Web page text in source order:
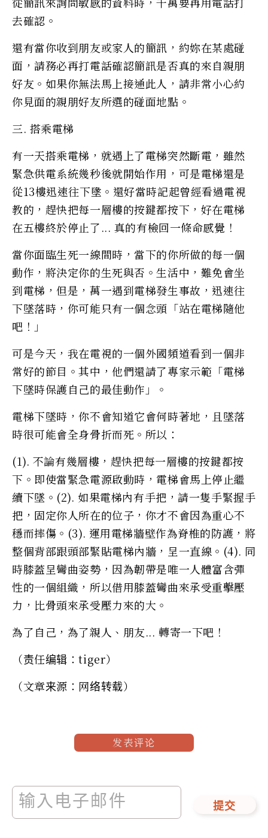
去確認。
還有當你收到朋友或家人的簡訊，約妳在某處碰
面，請務必再打電話確認簡訊是否真的來自親朋
好友。如果你無法馬上接通此人，請非常小心約
你見面的親朋好友所選的碰面地點。
三. 搭乘電梯
有一天搭乘電梯，就遇上了電梯突然斷電，雖然
緊急供電系統幾秒後就開始作用，可是電梯還是
從13樓迅速往下墬。還好當時記起曾經看過電視
教的，趕快把每一層樓的按鍵都按下，好在電梯
在五樓終於停止了... 真的有檢回一條命感覺！
當你面臨生死一線間時，當下的你所做的每一個
動作，將決定你的生死與否。生活中，難免會坐
到電梯，但是，萬一遇到電梯發生事故，迅速往
下墜落時，你可能只有一個念頭「站在電梯隨他
吧！」
可是今天，我在電視的一個外國頻道看到一個非
常好的節目。其中，他們還請了專家示範「電梯
下墜時保護自己的最佳動作」。
電梯下墜時，你不會知道它會何時著地，且墜落
時很可能會全身骨折而死。所以：
(1). 不論有幾層樓，趕快把每一層樓的按鍵都按
下。即使當緊急電源啟動時，電梯會馬上停止繼
續下墜。(2). 如果電梯內有手把，請一隻手緊握手
把，固定你人所在的位子，你才不會因為重心不
穩而摔傷。(3). 運用電梯牆壁作為脊椎的防護，將
整個背部跟頭部緊貼電梯內牆，呈一直線。(4). 同
時膝蓋呈彎曲姿勢，因為韌帶是唯一人體富含彈
性的一個組織，所以借用膝蓋彎曲來承受重擊壓
力，比骨頭來承受壓力來的大。
為了自己，為了親人、朋友... 轉寄一下吧！
（责任编辑：tiger）
（文章来源：网络转载）
发表评论
提交